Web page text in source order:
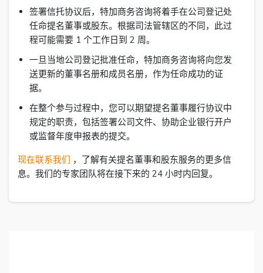
签署信托协议后，特加商务咨询将着手在公司登记处
任命提名董事或股东。根据司法管辖区的不同，此过
程可能需要 1 个工作日到 2 周。
一旦当地公司登记批准任命，特加商务咨询将向您发
送更新的董事名册和成员名册，作为任命成功的证
据。
在整个参与过程中，您可以期望提名董事履行协议中
规定的职责，包括签署公司文件、协助企业银行开户
或监督年度申报表的提交。
现在联系我们 ，了解有关提名董事和股东服务的更多信
息。我们的专家团队将在接下来的 24 小时内回复。